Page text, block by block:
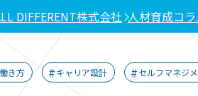
DIFFERENT株式会社 人材育成コ
働き方 キャリア設計 セルフマネジ